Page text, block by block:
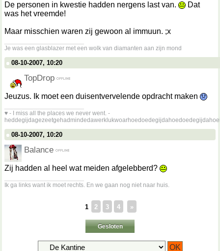
De personen in kwestie hadden nergens last van.
Dat
was het vreemde!
Maar misschien waren zij gewoon al immuun. ;x
Je was een glasblazer met een wolk van diamanten aan zijn mond
08-10-2007, 10:20
TopDrop
Jeuzus. Ik moet een duisentvervelende opdracht maken
♥ - I miss all the places we never went. -
08-10-2007, 10:20
Balance
Zij hadden al heel wat meiden afgelebberd?
Ik ga links want ik moet rechts. En we gaan nog niet naar huis.
1 2 3 4 »
Gesloten